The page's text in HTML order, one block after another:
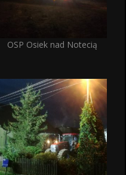
OSP Osiek nad Notecią